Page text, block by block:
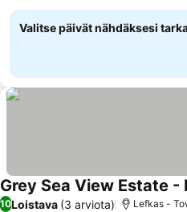
Valitse päivät nähdäksesi
Grey Sea View Estate
10Loistava (3 arviota) Lefkas -